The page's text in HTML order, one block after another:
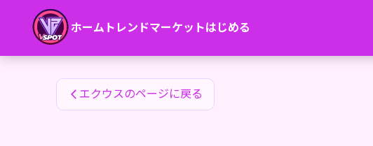
ホーム トレンドマーケットはじめる
エクウスのファンアイテム
エクウスのページに戻る
エクウスのファンアイテム — 24karat